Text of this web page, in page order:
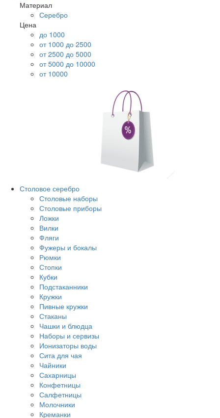
Материал
Серебро
Цена
до 1000
от 1000 до 2500
от 2500 до 5000
от 5000 до 10000
от 10000
Столовое серебро
Столовые наборы
Столовые приборы
Ложки
Вилки
Фляги
Фужеры и бокалы
Рюмки
Стопки
Кубки
Подстаканники
Кружки
Пивные кружки
Стаканы
Чашки и блюдца
Наборы и сервизы
Ионизаторы воды
Сита для чая
Чайники
Сахарницы
Конфетницы
Салфетницы
Молочники
Креманки